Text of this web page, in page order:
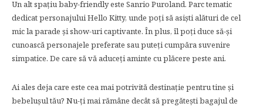
Un alt spaţiu baby-friendly este Sanrio Puroland. Parc tematic
dedicat personajului Hello Kitty, unde poţi să asişti alături de cel
mic la parade şi show-uri captivante. În plus, îl poţi duce să-şi
cunoască personajele preferate sau puteţi cumpăra suvenire
simpatice. De care să vă aduceţi aminte cu plăcere peste ani.
Ai ales deja care este cea mai potrivită destinaţie pentru tine şi
bebeluşul tău? Nu-ţi mai rămâne decât să pregăteşti bagajul de